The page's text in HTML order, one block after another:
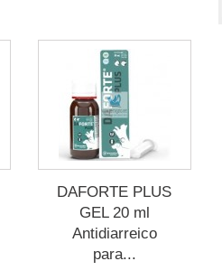
DAFORTE PLUS
GEL 20 ml
Antidiarreico
para...